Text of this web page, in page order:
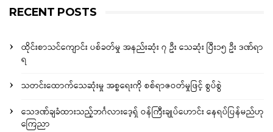
RECENT POSTS
ထိုင်းစာသင်ကျောင်း ပစ်ခတ်မှု အနည်းဆုံး ၇ ဦး သေဆုံး ပြီး၁၅ ဦး ဒဏ်ရာ
ရ
သတင်းထောက်သေဆုံးမှု အစ္စရေးကို စစ်ရာဇဝတ်မှုဖြင့် စွပ်စွဲ
သေဒဏ်ချခံထားသည့်ဘင်္ဂလားဒေ့ရှ် ဝန်ကြီးချုပ်ဟောင်း နေရပ်ပြန်မည်ဟု
ကြေညာ